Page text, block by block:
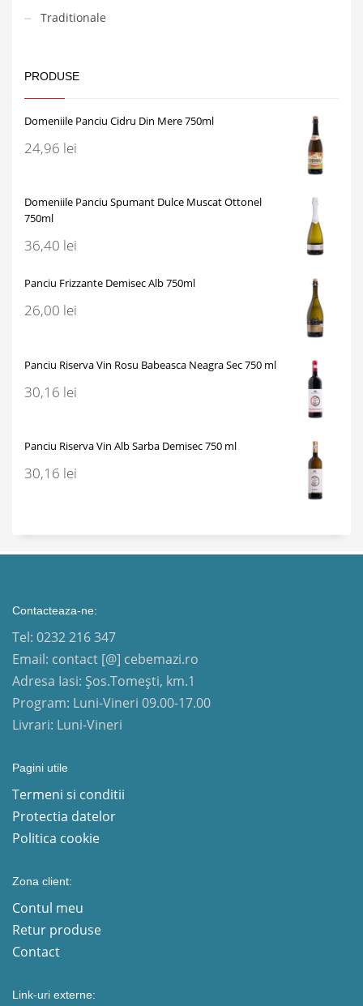
Traditionale
PRODUSE
Domeniile Panciu Cidru Din Mere 750ml
24,96 lei
Domeniile Panciu Spumant Dulce Muscat Ottonel
750ml
36,40 lei
Panciu Frizzante Demisec Alb 750ml
26,00 lei
Panciu Riserva Vin Rosu Babeasca Neagra Sec 750 ml
30,16 lei
Panciu Riserva Vin Alb Sarba Demisec 750 ml
30,16 lei
Contacteaza-ne:
Tel: 0232 216 347
Email: contact [@] cebemazi.ro
Adresa Iasi: Șos.Tomești, km.1
Program: Luni-Vineri 09.00-17.00
Livrari: Luni-Vineri
Pagini utile
Termeni si conditii
Protectia datelor
Politica cookie
Zona client:
Contul meu
Retur produse
Contact
Link-uri externe: